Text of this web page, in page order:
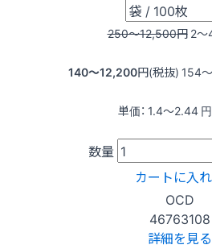
250〜12,500円 2〜
140〜12,200円(税抜) 154
単価： 1.4〜2.44
数量
カートに入
OCD
46763108
詳細を見る